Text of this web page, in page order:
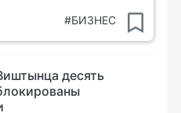
#БИЗНЕС
десять